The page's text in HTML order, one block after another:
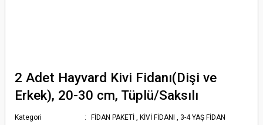
2 Adet Hayvard Kivi Fidanı(Dişi ve
Erkek), 20-30 cm, Tüplü/Saksılı
Kategori FİDAN PAKETİ , KİVİ FİDANI , 3-4 YAŞ FİDAN